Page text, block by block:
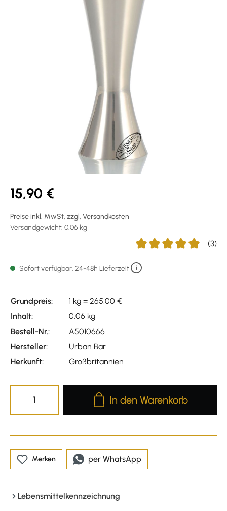
15,90 €
Preise inkl. MwSt. zzgl. Versandkosten
Versandgewicht: 0.06 kg
(3)
Sofort verfügbar, 24-48h Lieferzeit
Grundpreis:
1 kg = 265,00 €
Inhalt:
0.06 kg
Bestell-Nr.:
A5010666
Hersteller:
Urban Bar
Herkunft:
Großbritannien
Produkt Anzahl: Gib den
In den Warenkorb
Merken per WhatsApp
Lebensmittelkennzeichnung